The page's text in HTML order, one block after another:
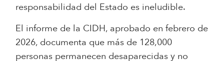
responsabilidad del Estado es ineludible.
El informe de la CIDH, aprobado en febrero de
2026, documenta que más de 128,000
personas permanecen desaparecidas y no